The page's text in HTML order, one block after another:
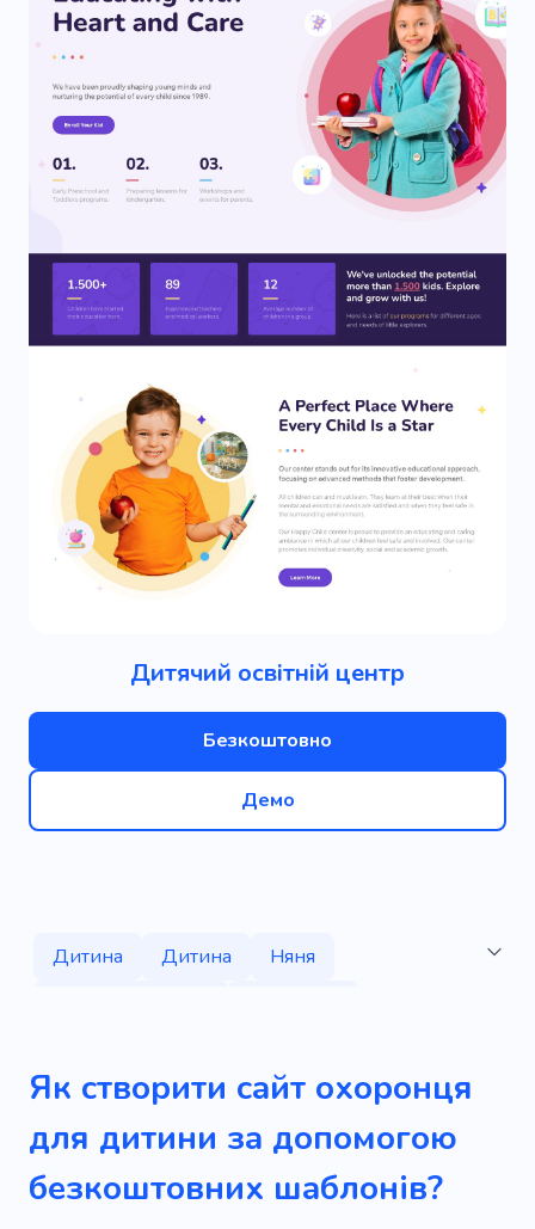
Дитячий освітній центр
Безкоштовно
Демо
Дитина Дитина
Няня
Медсестра
Медсестра
Діти
Дитячий садок
Родина Няня
Няня
Супроводжуюча няня
Уряд
Викладач
Як створити сайт охоронця
для дитини за допомогою
безкоштовних шаблонів?